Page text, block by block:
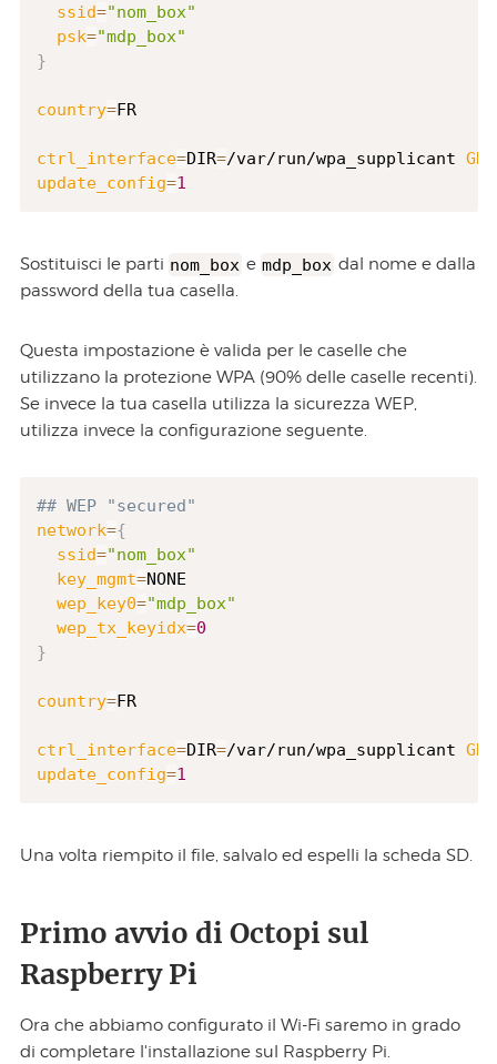
ssid="nom_box"
psk="mdp_box"
}
country=FR
ctrl_interface=DIR=/var/run/wpa_supplicant
update_config=1
Sostituisci le parti nom_box e mdp_box dal nome e dalla
password della tua casella.
Questa impostazione è valida per le caselle che
utilizzano la protezione WPA (90% delle caselle recenti).
Se invece la tua casella utilizza la sicurezza WEP,
utilizza invece la configurazione seguente.
## WEP "secured"
network={
ssid="nom_box"
key_mgmt=NONE
wep_key0="mdp_box"
wep_tx_keyidx=0
}
country=FR
ctrl_interface=DIR=/var/run/wpa_supplicant
update_config=1
Una volta riempito il file, salvalo ed espelli la scheda SD.
Primo avvio di Octopi sul
Raspberry Pi
Ora che abbiamo configurato il Wi-Fi saremo in grado
di completare l'installazione sul Raspberry Pi.